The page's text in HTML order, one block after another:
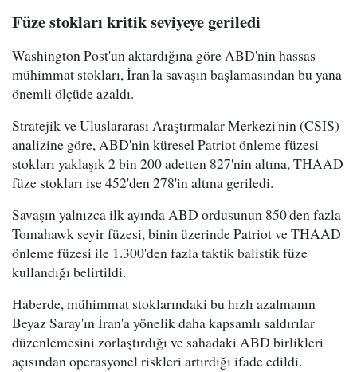
Füze stokları kritik seviyeye geriledi
Washington Post'un aktardığına göre ABD'nin hassas
mühimmat stokları, İran'la savaşın başlamasından bu yana
önemli ölçüde azaldı.
Stratejik ve Uluslararası Araştırmalar Merkezi'nin (CSIS)
analizine göre, ABD'nin küresel Patriot önleme füzesi
stokları yaklaşık 2 bin 200 adetten 827'nin altına, THAAD
füze stokları ise 452'den 278'in altına geriledi.
Savaşın yalnızca ilk ayında ABD ordusunun 850'den fazla
Tomahawk seyir füzesi, binin üzerinde Patriot ve THAAD
önleme füzesi ile 1.300'den fazla taktik balistik füze
kullandığı belirtildi.
Haberde, mühimmat stoklarındaki bu hızlı azalmanın
Beyaz Saray'ın İran'a yönelik daha kapsamlı saldırılar
düzenlemesini zorlaştırdığı ve sahadaki ABD birlikleri
açısından operasyonel riskleri artırdığı ifade edildi.